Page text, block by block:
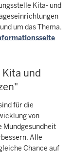
Kita- und
um das Thema.
und
für die
von
Mundgesundheit
Alle
Chance auf